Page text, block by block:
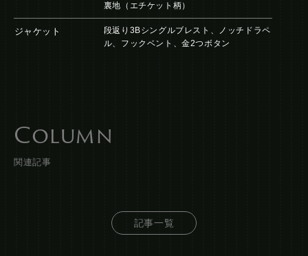
裏地（エチケット柄）
ジャケット
段返り3Bシングルブレスト、ノッチドラペ
ル、フックベント、金2つボタン
Column
関連記事
記事一覧